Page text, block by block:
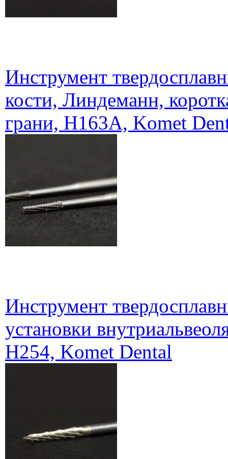
Инструмент
кости, Линдеманн,
грани, H163A, Komet
Инструмент
установки
H254, Komet Dental